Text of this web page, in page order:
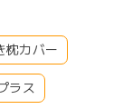
枕カバー
ラス